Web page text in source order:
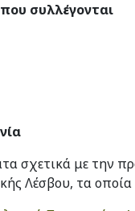
συλλέγονται
σχετικά με την
Λέσβου, τα